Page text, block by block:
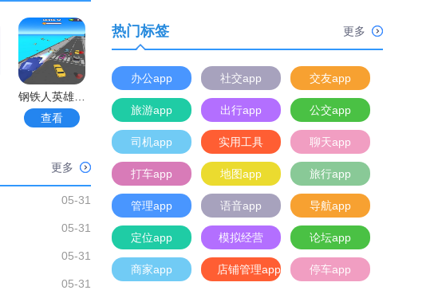
查看
更多
05-31
05-31
05-31
05-31
热门标签 更多
办公app 社交app 交友app
旅游app 出行app 公交app
司机app 实用工具 聊天app
打车app 地图app 旅行app
管理app 语音app 导航app
定位app 模拟经营 论坛app
商家app 店铺管理app 停车app